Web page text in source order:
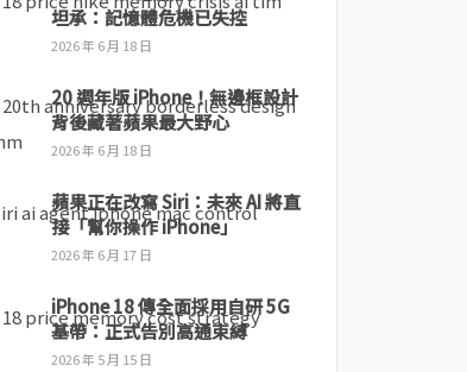
坦承：記憶體危機已失控
2026 年 6 月 18 日
20 週年版 iPhone！無邊框設計
背後藏著蘋果最大野心
2026 年 6 月 18 日
蘋果正在改寫 Siri：未來 AI 將直
接「幫你操作 iPhone」
2026 年 6 月 17 日
iPhone 18 傳全面採用自研 5G
基帶：正式告別高通束縛
2026 年 5 月 15 日